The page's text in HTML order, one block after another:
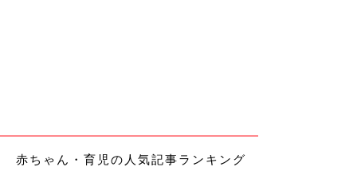
ゃう栄養満点の“しらあえ離乳食”を紹介。カラ
よ。
鶏グリーンピースコーンうどん 作り方・
赤ちゃん・育児の人気記事ランキング